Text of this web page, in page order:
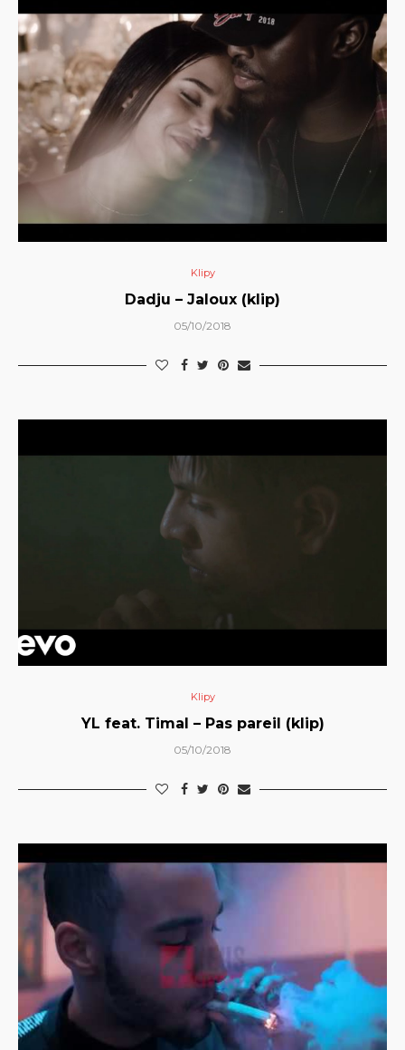
Klipy
Dadju – Jaloux (klip)
05/10/2018
Klipy
YL feat. Timal – Pas pareil (klip)
05/10/2018